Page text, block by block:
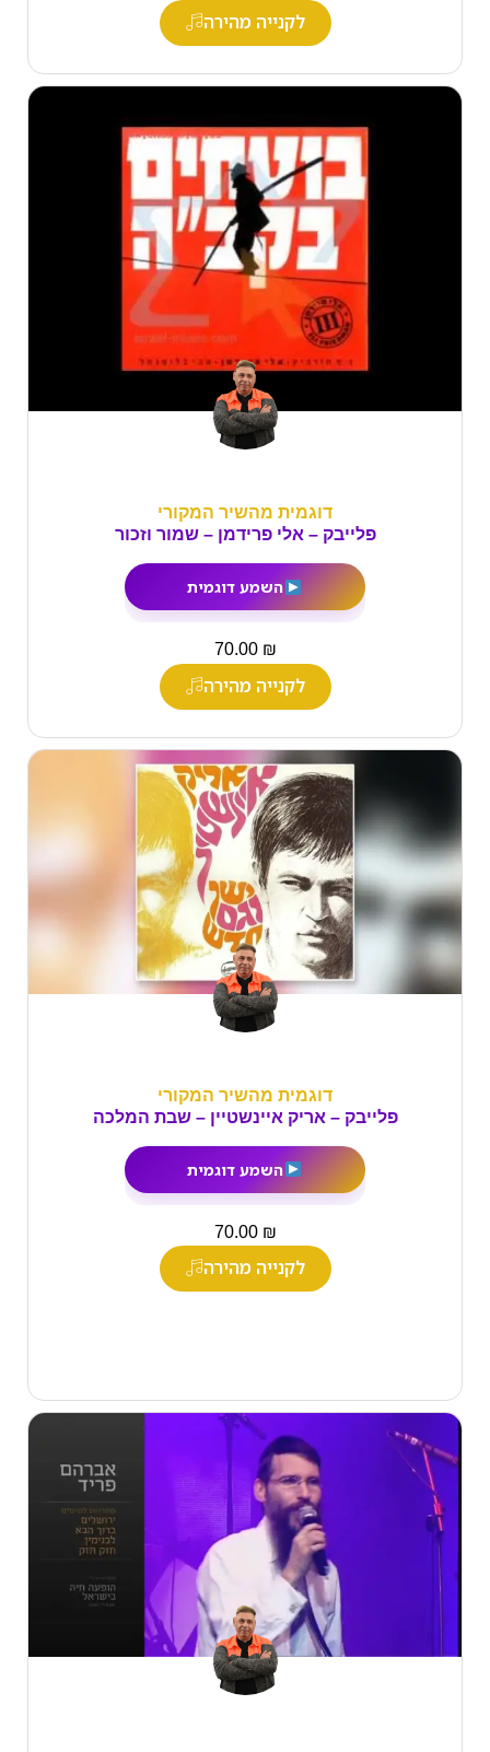
לקנייה מהירה
דוגמית מהשיר המקורי
פלייבק – אלי פרידמן – שמור וזכור
השמע דוגמית
70.00 ₪
לקנייה מהירה
דוגמית מהשיר המקורי
פלייבק – אריק איינשטיין – שבת המלכה
השמע דוגמית
70.00 ₪
לקנייה מהירה